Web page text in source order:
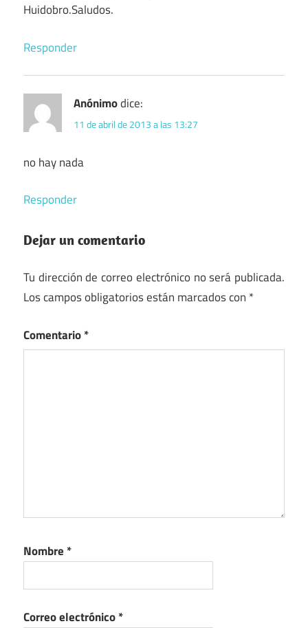
Huidobro.Saludos.
Responder
Anónimodice:
11 de abril de 2013 a las 13:27
no hay nada
Responder
Dejar un comentario
Tu dirección de correo electrónico no será publicada.
Los campos obligatorios están marcados con *
Comentario*
Nombre *
Correo electrónico*